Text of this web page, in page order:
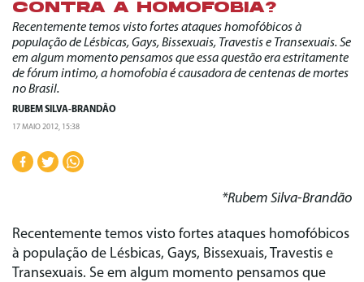
CONTRA A HOMOFOBIA?
Recentemente temos visto fortes ataques homofóbicos à
população de Lésbicas, Gays, Bissexuais, Travestis e Transexuais. Se
em algum momento pensamos que essa questão era estritamente
de fórum intimo, a homofobia é causadora de centenas de mortes
no Brasil.
RUBEM SILVA-BRANDÃO
17 MAIO 2012, 15:38
*Rubem Silva-Brandão
Recentemente temos visto fortes ataques homofóbicos
à população de Lésbicas, Gays, Bissexuais, Travestis e
Transexuais. Se em algum momento pensamos que